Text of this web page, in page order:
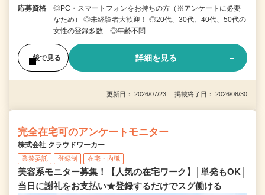
応募資格
◎PC・スマートフォンをお持ちの方（※アンケートに必要
なため） ◎未経験者大歓迎！ ◎20代、30代、40代、50代の
女性の登録多数 ◎年齢不問
後で見る 詳細を見る
更新日： 2026/07/23 掲載終了日： 2026/08/30
完全在宅可のアンケートモニター
株式会社 クラウドワーカー
業務委託 登録制 在宅・内職
美容系モニター募集！【人気の在宅ワーク】│単発もOK│
当日に謝礼をお支払い★登録するだけでスグ働ける